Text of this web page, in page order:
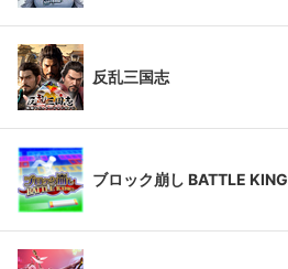
反乱三国志
ブロック崩し BATTLE KING